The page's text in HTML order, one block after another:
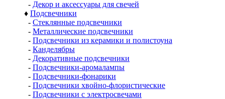
- Декор и аксессуары для свечей
♦ Подсвечники
- Стеклянные подсвечники
- Металлические подсвечники
- Подсвечники из керамики и полистоуна
- Канделябры
- Декоративные подсвечники
- Подсвечники-аромалампы
- Подсвечники-фонарики
- Подсвечники хвойно-флористические
- Подсвечники с электросвечами